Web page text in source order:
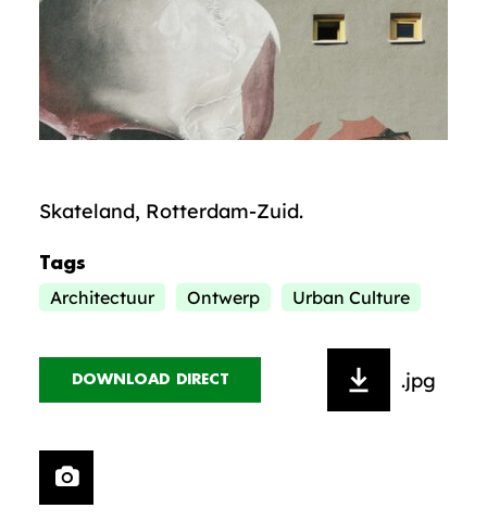
Skateland, Rotterdam-Zuid.
Tags
Architectuur Ontwerp Urban Culture
DOWNLOAD DIRECT .jpg